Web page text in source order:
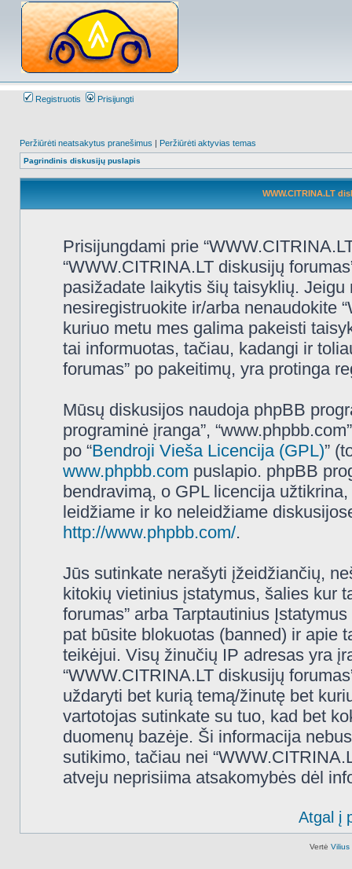
Registruotis Prisijungti
Peržiūrėti neatsakytus pranešimus | Peržiūrėti aktyvias temas
Pagrindinis diskusijų puslapis
WWW.CITRINA.LT
Prisijungdami prie
“WWW.CITRINA.LT diskusijų
pasižadate laikytis šių taisyklių.
nesiregistruokite ir/arba nenaudokite
kuriuo metu mes galima pakeisti
tai informuotas, tačiau, kadangi ir
forumas” po pakeitimų, yra protinga
Mūsų diskusijos naudoja phpBB
programinė įranga”,
po “Bendroji Vieša Licencija (GPL)”
www.phpbb.com puslapio. phpBB
bendravimą, o GPL licencija
leidžiame ir ko neleidžiame
http://www.phpbb.com/.
Jūs sutinkate nerašyti įžeidžiančių,
kitokių vietinius įstatymus, šalies kur
forumas” arba Tarptautinius
pat būsite blokuotas (banned) ir apie
teikėjui. Visų žinučių IP adresas yra
“WWW.CITRINA.LT diskusijų
uždaryti bet kurią temą/žinutę bet
vartotojas sutinkate su tuo, kad bet
duomenų bazėje. Ši informacija
sutikimo, tačiau nei
atveju neprisiima atsakomybės dėl
Atgal į
Vertė Vilius